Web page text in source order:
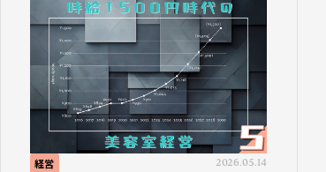
経営 2026.05.14